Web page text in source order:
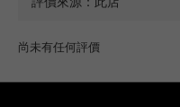
尚未有任何評價